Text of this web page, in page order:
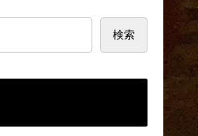
検索